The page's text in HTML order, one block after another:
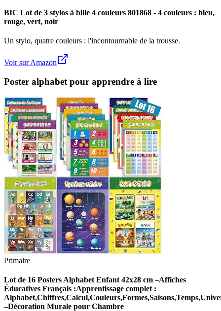
BIC Lot de 3 stylos à bille 4 couleurs 801868 - 4 couleurs : bleu,
rouge, vert, noir
Un stylo, quatre couleurs : l'incontournable de la trousse.
Voir sur Amazon
Poster alphabet pour apprendre à lire
Primaire
Lot de 16 Posters Alphabet Enfant 42x28 cm –Affiches
Éducatives Français :Apprentissage complet :
–Décoration Murale pour Chambre